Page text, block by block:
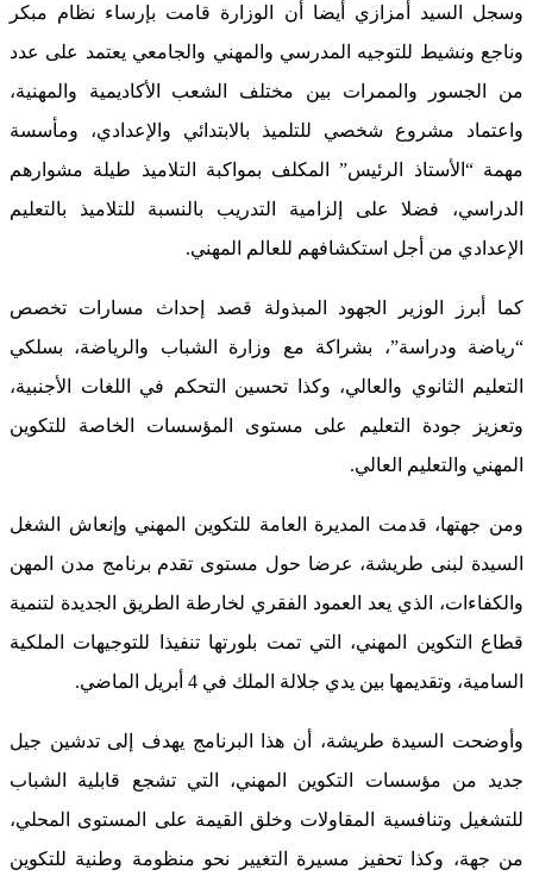
وسجل السيد أمزازي أيضا أن الوزارة قامت بإرساء نظام مبكر
وناجع ونشيط للتوجيه المدرسي والمهني والجامعي يعتمد على عدد
من الجسور والممرات بين مختلف الشعب الأكاديمية والمهنية،
واعتماد مشروع شخصي للتلميذ بالابتدائي والإعدادي، ومأسسة
مهمة “الأستاذ الرئيس” المكلف بمواكبة التلاميذ طيلة مشوارهم
الدراسي، فضلا على إلزامية التدريب بالنسبة للتلاميذ بالتعليم
الإعدادي من أجل استكشافهم للعالم المهني.
كما أبرز الوزير الجهود المبذولة قصد إحداث مسارات تخصص
“رياضة ودراسة”، بشراكة مع وزارة الشباب والرياضة، بسلكي
التعليم الثانوي والعالي، وكذا تحسين التحكم في اللغات الأجنبية،
وتعزيز جودة التعليم على مستوى المؤسسات الخاصة للتكوين
المهني والتعليم العالي.
ومن جهتها، قدمت المديرة العامة للتكوين المهني وإنعاش الشغل
السيدة لبنى طريشة، عرضا حول مستوى تقدم برنامج مدن المهن
والكفاءات، الذي يعد العمود الفقري لخارطة الطريق الجديدة لتنمية
قطاع التكوين المهني، التي تمت بلورتها تنفيذا للتوجيهات الملكية
السامية، وتقديمها بين يدي جلالة الملك في 4 أبريل الماضي.
وأوضحت السيدة طريشة، أن هذا البرنامج يهدف إلى تدشين جيل
جديد من مؤسسات التكوين المهني، التي تشجع قابلية الشباب
للتشغيل وتنافسية المقاولات وخلق القيمة على المستوى المحلي،
من جهة، وكذا تحفيز مسيرة التغيير نحو منظومة وطنية للتكوين